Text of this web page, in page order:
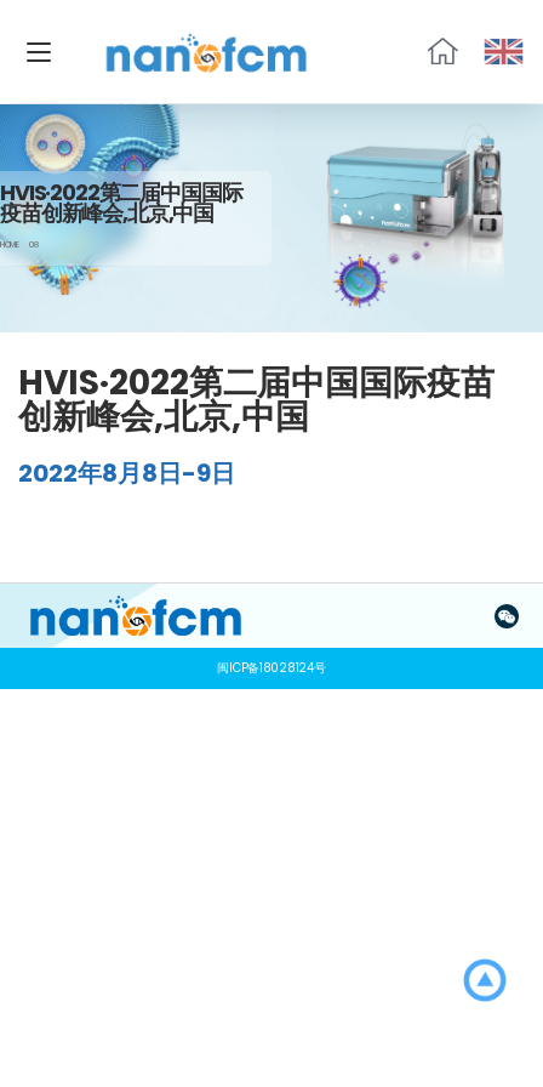
流
HVIS·2022第二届中国国际
疫苗创新峰会,北京,中国
HOME 08
HVIS·2022第二届中国国际疫苗
创新峰会,北京,中国
2022年8月8日-9日
闽ICP备18028124号